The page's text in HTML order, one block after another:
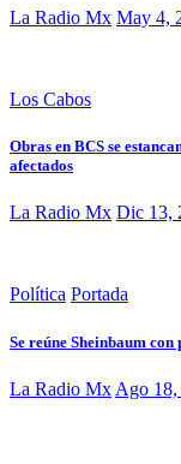
La Radio Mx May 4,
Los Cabos
Obras en BCS se
afectados
La Radio Mx Dic 13,
Política Portada
Se reúne Sheinbaum
La Radio Mx Ago 18,